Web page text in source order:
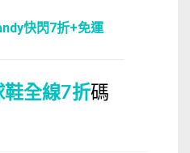
快閃7折+免運
鞋全線7折碼